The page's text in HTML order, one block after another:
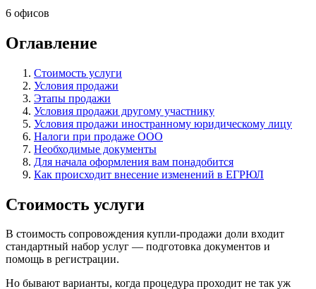
6 офисов
Оглавление
Стоимость услуги
Условия продажи
Этапы продажи
Условия продажи другому участнику
Условия продажи иностранному юридическому лицу
Налоги при продаже ООО
Необходимые документы
Для начала оформления вам понадобится
Как происходит внесение изменений в ЕГРЮЛ
Стоимость услуги
В стоимость сопровождения купли-продажи доли входит
стандартный набор услуг — подготовка документов и
помощь в регистрации.
Но бывают варианты, когда процедура проходит не так уж